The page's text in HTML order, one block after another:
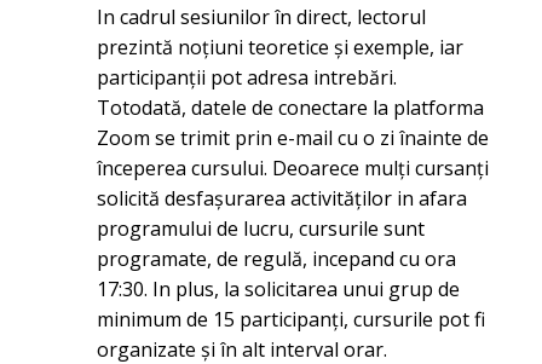
In cadrul sesiunilor în direct, lectorul
prezintă noțiuni teoretice și exemple, iar
participanții pot adresa intrebări.
Totodată, datele de conectare la platforma
Zoom se trimit prin e-mail cu o zi înainte de
începerea cursului. Deoarece mulți cursanți
solicită desfașurarea activităților in afara
programului de lucru, cursurile sunt
programate, de regulă, incepand cu ora
17:30. In plus, la solicitarea unui grup de
minimum de 15 participanți, cursurile pot fi
organizate și în alt interval orar.